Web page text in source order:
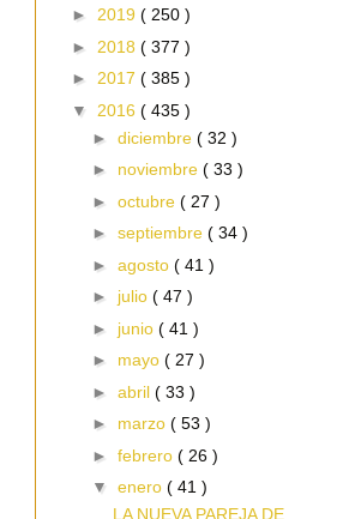
► 2019 ( 250 )
► 2018 ( 377 )
► 2017 ( 385 )
▼ 2016 ( 435 )
► diciembre ( 32 )
► noviembre ( 33 )
► octubre ( 27 )
► septiembre ( 34 )
► agosto ( 41 )
► julio ( 47 )
► junio ( 41 )
► mayo ( 27 )
► abril ( 33 )
► marzo ( 53 )
► febrero ( 26 )
▼ enero ( 41 )
LA NUEVA PAREJA DE